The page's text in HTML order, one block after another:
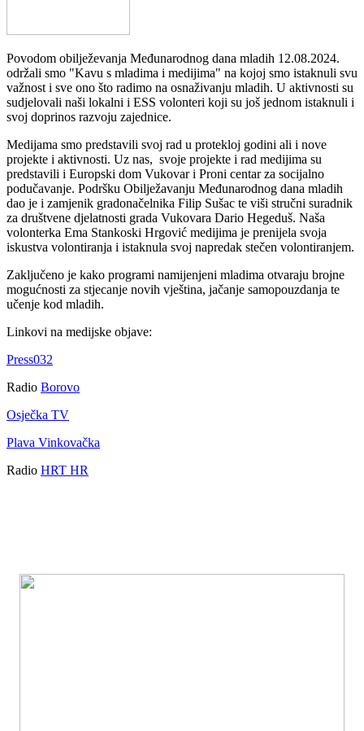
Povodom obilježevanja Međunarodnog dana mladih 12.08.2024.
održali smo "Kavu s mladima i medijima" na kojoj smo istaknuli svu
važnost i sve ono što radimo na osnaživanju mladih. U aktivnosti su
sudjelovali naši lokalni i ESS volonteri koji su još jednom istaknuli i
svoj doprinos razvoju zajednice.
Medijama smo predstavili svoj rad u protekloj godini ali i nove
projekte i aktivnosti. Uz nas, svoje projekte i rad medijima su
predstavili i Europski dom Vukovar i Proni centar za socijalno
podučavanje. Podršku Obilježavanju Međunarodnog dana mladih
dao je i zamjenik gradonačelnika Filip Sušac te viši stručni suradnik
za društvene djelatnosti grada Vukovara Dario Hegeduš. Naša
volonterka Ema Stankoski Hrgović medijima je prenijela svoja
iskustva volontiranja i istaknula svoj napredak stečen volontiranjem.
Zaključeno je kako programi namijenjeni mladima otvaraju brojne
mogućnosti za stjecanje novih vještina, jačanje samopouzdanja te
učenje kod mladih.
Linkovi na medijske objave:
Press032
Radio Borovo
Osječka TV
Plava Vinkovačka
Radio HRT HR